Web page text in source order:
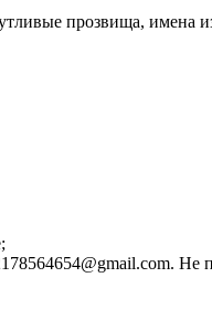
прозвища,
Не